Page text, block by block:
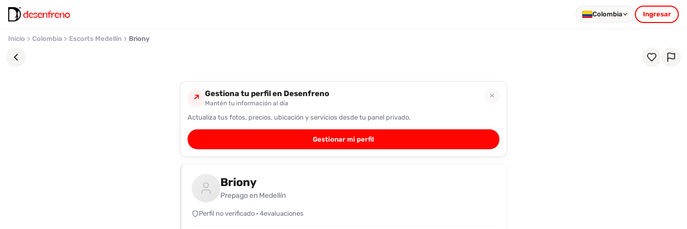
Colombia Ingresar
Inicio Colombia Escorts Medellín Briony
↗ Gestiona tu perfil en Desenfreno
Mantén tu información al día
✕
Actualiza tus fotos, precios, ubicación y servicios desde tu panel privado.
Gestionar mi perfil
Briony
Prepago en Medellín
Perfil no verificado · 4evaluaciones